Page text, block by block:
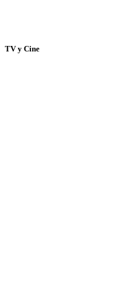
TV y Cine